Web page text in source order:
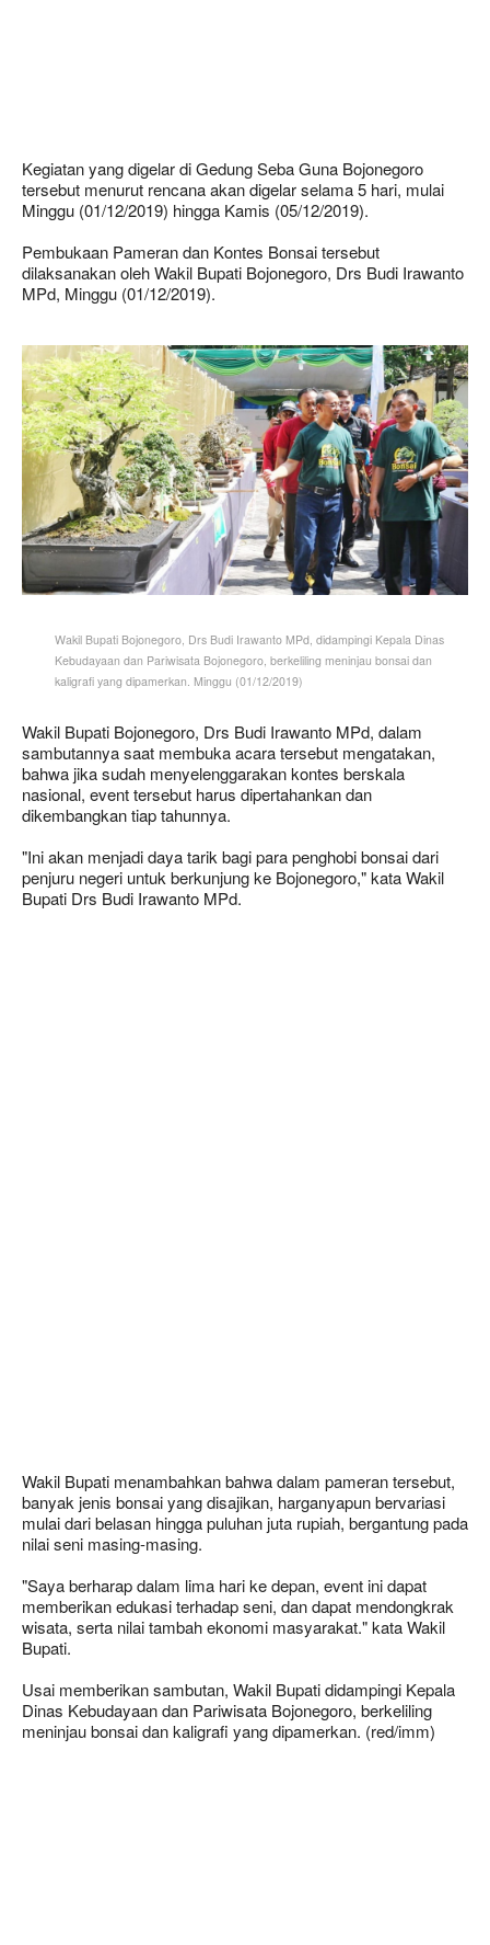
Kegiatan yang digelar di Gedung Seba Guna Bojonegoro
tersebut menurut rencana akan digelar selama 5 hari, mulai
Minggu (01/12/2019) hingga Kamis (05/12/2019).
Pembukaan Pameran dan Kontes Bonsai tersebut
dilaksanakan oleh Wakil Bupati Bojonegoro, Drs Budi Irawanto
MPd, Minggu (01/12/2019).
Wakil Bupati Bojonegoro, Drs Budi Irawanto MPd, didampingi Kepala Dinas
Kebudayaan dan Pariwisata Bojonegoro, berkeliling meninjau bonsai dan
kaligrafi yang dipamerkan. Minggu (01/12/2019)
Wakil Bupati Bojonegoro, Drs Budi Irawanto MPd, dalam
sambutannya saat membuka acara tersebut mengatakan,
bahwa jika sudah menyelenggarakan kontes berskala
nasional, event tersebut harus dipertahankan dan
dikembangkan tiap tahunnya.
"Ini akan menjadi daya tarik bagi para penghobi bonsai dari
penjuru negeri untuk berkunjung ke Bojonegoro," kata Wakil
Bupati Drs Budi Irawanto MPd.
Wakil Bupati menambahkan bahwa dalam pameran tersebut,
banyak jenis bonsai yang disajikan, harganyapun bervariasi
mulai dari belasan hingga puluhan juta rupiah, bergantung pada
nilai seni masing-masing.
"Saya berharap dalam lima hari ke depan, event ini dapat
memberikan edukasi terhadap seni, dan dapat mendongkrak
wisata, serta nilai tambah ekonomi masyarakat." kata Wakil
Bupati.
Usai memberikan sambutan, Wakil Bupati didampingi Kepala
Dinas Kebudayaan dan Pariwisata Bojonegoro, berkeliling
meninjau bonsai dan kaligrafi yang dipamerkan. (red/imm)